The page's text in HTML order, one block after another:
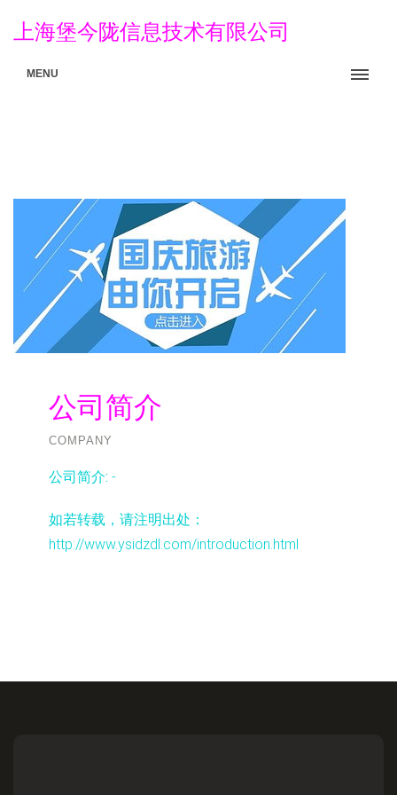
上海堡今陇信息技术有限公司
MENU
公司简介
COMPANY
公司简介: -
如若转载，请注明出处：
http://www.ysidzdl.com/introduction.html